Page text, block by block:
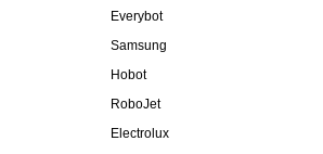
Everybot
Samsung
Hobot
RoboJet
Electrolux